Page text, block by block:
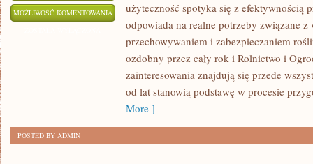
MOŻLIWOŚĆ KOMENTOWANIA ROŚLINY
OZDOBNE
użyteczność spotyka się z efektywnością
odpowiada na realne potrzeby związane
przechowywaniem i zabezpieczaniem
ozdobny przez cały rok i Rolnictwo i
zainteresowania znajdują się przede
od lat stanowią podstawę w procesie
More ]
POSTED BY ADMIN